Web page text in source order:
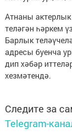
Атнаны
теләгән һәркем
Барлык
адресы буенча
дип хәбәр
хезмәтендә.
Следите за
Telegram-